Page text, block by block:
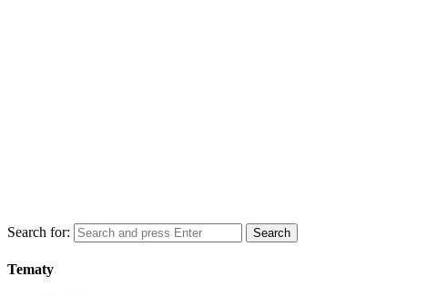
Search for: Search
Tematy